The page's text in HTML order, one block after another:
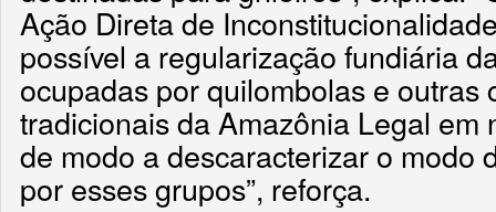
Ação Direta de
possível a regularização fundiária
ocupadas por quilombolas e outras
tradicionais da Amazônia Legal em
de modo a descaracterizar o modo
por esses grupos”, reforça.